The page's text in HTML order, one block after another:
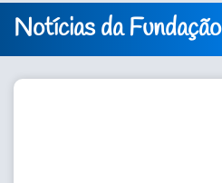
Notícias da Fundação